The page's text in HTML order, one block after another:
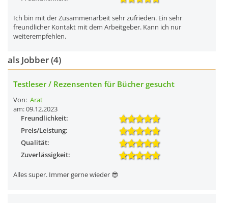
Ich bin mit der Zusammenarbeit sehr zufrieden. Ein sehr
freundlicher Kontakt mit dem Arbeitgeber. Kann ich nur
weiterempfehlen.
als Jobber (4)
Testleser / Rezensenten für Bücher gesucht
Von: Arat
am: 09.12.2023
Freundlichkeit:
Preis/Leistung:
Qualität:
Zuverlässigkeit:
Alles super. Immer gerne wieder 😎